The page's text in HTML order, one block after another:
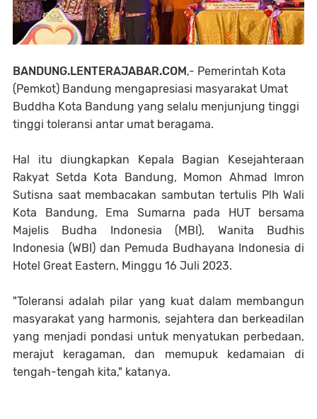
BANDUNG.LENTERAJABAR.COM,- Pemerintah Kota
(Pemkot) Bandung mengapresiasi masyarakat Umat
Buddha Kota Bandung yang selalu menjunjung tinggi
tinggi toleransi antar umat beragama.
Hal itu diungkapkan Kepala Bagian Kesejahteraan
Rakyat Setda Kota Bandung, Momon Ahmad Imron
Sutisna saat membacakan sambutan tertulis Plh Wali
Kota Bandung, Ema Sumarna pada HUT bersama
Majelis Budha Indonesia (MBI), Wanita Budhis
Indonesia (WBI) dan Pemuda Budhayana Indonesia di
Hotel Great Eastern, Minggu 16 Juli 2023.
"Toleransi adalah pilar yang kuat dalam membangun
masyarakat yang harmonis, sejahtera dan berkeadilan
yang menjadi pondasi untuk menyatukan perbedaan,
merajut keragaman, dan memupuk kedamaian di
tengah-tengah kita," katanya.